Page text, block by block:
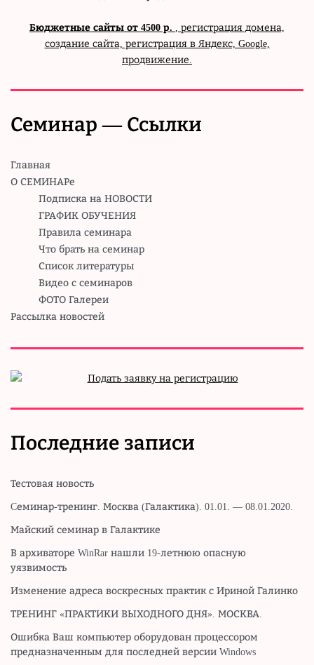
Бюджетные сайты от 4500 р. , регистрация домена,
создание сайта, регистрация в Яндекс, Google,
продвижение.
Семинар — Ссылки
Главная
О СЕМИНАРе
Подписка на НОВОСТИ
ГРАФИК ОБУЧЕНИЯ
Правила семинара
Что брать на семинар
Список литературы
Видео с семинаров
ФОТО Галереи
Рассылка новостей
Последние записи
Тестовая новость
Cеминар-тренинг. Москва (Галактика). 01.01. — 08.01.2020.
Майский семинар в Галактике
В архиваторе WinRar нашли 19-летнюю опасную
уязвимость
Изменение адреса воскресных практик с Ириной Галинко
ТРЕНИНГ «ПРАКТИКИ ВЫХОДНОГО ДНЯ». МОСКВА.
Ошибка Ваш компьютер оборудован процессором
предназначенным для последней версии Windows